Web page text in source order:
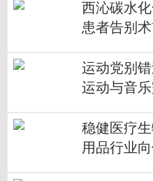
西沁碳水
患者告别
运动党别错
运动与音
稳健医疗
用品行业